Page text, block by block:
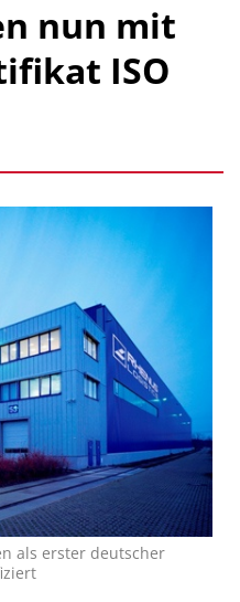
nun mit
ISO
als erster deutscher